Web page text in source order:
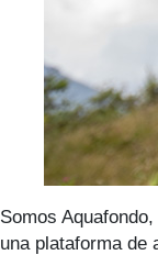
Somos
una plataforma de